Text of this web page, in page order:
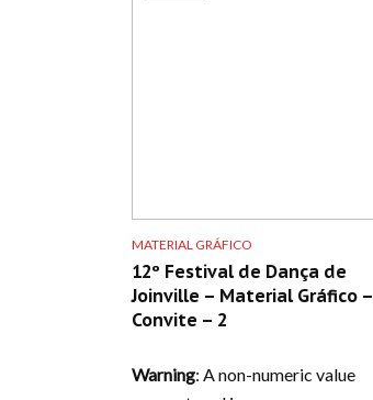
MATERIAL GRÁFICO
12º Festival de Dança de
Joinville – Material Gráfico –
Convite – 2
Warning: A non-numeric value